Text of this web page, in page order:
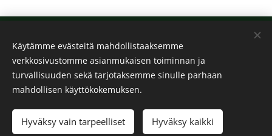
Lisää ostoskoriin
Kalos
Evästeet
Käytämme evästeitä mahdollistaaksemme
verkkosivustomme asianmukaisen toiminnan ja
turvallisuuden sekä tarjotaksemme sinulle parhaan
mahdollisen käyttökokemuksen.
Hyväksy vain tarpeelliset Hyväksy kaikki